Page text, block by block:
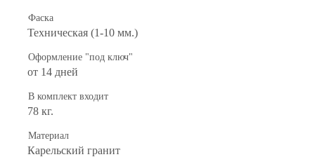
Фаска
Техническая (1-10 мм.)
Оформление "под ключ"
от 14 дней
В комплект входит
78 кг.
Материал
Карельский гранит